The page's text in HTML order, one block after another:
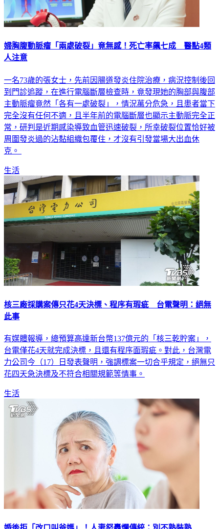
婦胸腹動脈瘤「兩處破裂」竟無感！死亡率飆七成 醫點4類
一名73歲的張女士，先前因腸道發炎住院治療，病況控制後回
到門診追蹤，在進行電腦斷層檢查時，竟發現她的胸部與腹部
主動脈瘤竟然「各有一處破裂」，情況萬分危急，且患者當下
完全沒有任何不適，且半年前的電腦斷層也顯示主動脈完全正
常，研判是近期感染導致血管迅速破裂，所幸破裂位置恰好被
周圍發炎過的沾黏組織包覆住，才沒有引發當場大出血休
生活
核三廠採購案傳只花4天決標、程序有瑕疵 台電聲明：絕無
有媒體報導，總預算高達新台幣137億元的「核三乾貯案」，
台電僅花4天就完成決標，且還有程序面瑕疵。對此，台灣電
力公司今（17）日發表聲明，強調標案一切合乎規定，絕無只
生活